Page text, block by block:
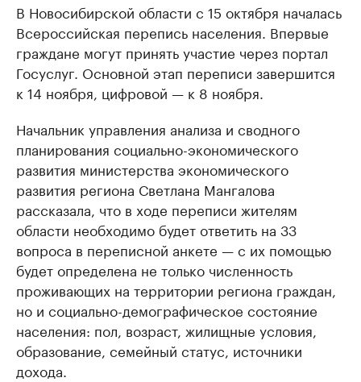
В Новосибирской области с 15 октября началась
Всероссийская перепись населения. Впервые
граждане могут принять участие через портал
Госуслуг. Основной этап переписи завершится
к 14 ноября, цифровой — к 8 ноября.
Начальник управления анализа и сводного
планирования социально-экономического
развития министерства экономического
развития региона Светлана Мангалова
рассказала, что в ходе переписи жителям
области необходимо будет ответить на 33
вопроса в переписной анкете — с их помощью
будет определена не только численность
проживающих на территории региона граждан,
но и социально-демографическое состояние
населения: пол, возраст, жилищные условия,
образование, семейный статус, источники
дохода.